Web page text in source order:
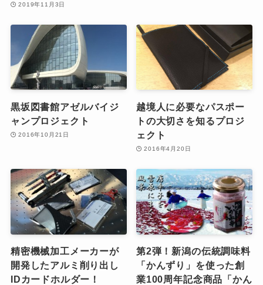
2019年11月3日
黒坂図書館アゼルバイジ
ャンプロジェクト
2016年10月21日
越境人に必要なパスポー
トの大切さを知るプロジ
ェクト
2016年4月20日
精密機械加工メーカーが
開発したアルミ削り出し
IDカードホルダー！
第2弾！新潟の伝統調味料
「かんずり」を使った創
業100周年記念商品「かん